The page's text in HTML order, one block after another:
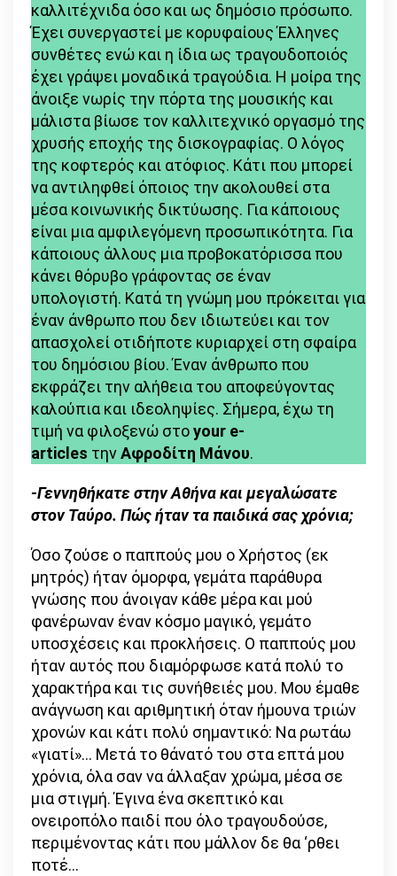
να
πάψουμε
πια
να
ελπίζουμε
στον
εκάστοτε
μονάρχη
που
ψηφίζουμε
και
να
σοβαρευτούμε
λίγο;»
καλλιτέχνιδα όσο και ως δημόσιο πρόσωπο.
Έχει συνεργαστεί με κορυφαίους Έλληνες
συνθέτες ενώ και η ίδια ως τραγουδοποιός
έχει γράψει μοναδικά τραγούδια. Η μοίρα της
άνοιξε νωρίς την πόρτα της μουσικής και
μάλιστα βίωσε τον καλλιτεχνικό οργασμό της
χρυσής εποχής της δισκογραφίας. Ο λόγος
της κοφτερός και ατόφιος. Κάτι που μπορεί
να αντιληφθεί όποιος την ακολουθεί στα
μέσα κοινωνικής δικτύωσης. Για κάποιους
είναι μια αμφιλεγόμενη προσωπικότητα. Για
κάποιους άλλους μια προβοκατόρισσα που
κάνει θόρυβο γράφοντας σε έναν
υπολογιστή. Κατά τη γνώμη μου πρόκειται για
έναν άνθρωπο που δεν ιδιωτεύει και τον
απασχολεί οτιδήποτε κυριαρχεί στη σφαίρα
του δημόσιου βίου. Έναν άνθρωπο που
εκφράζει την αλήθεια του αποφεύγοντας
καλούπια και ιδεοληψίες. Σήμερα, έχω τη
τιμή να φιλοξενώ στοyour e-
articles τηνΑφροδίτη Μάνου.
-Γεννηθήκατε στην Αθήνα και μεγαλώσατε
στον Ταύρο. Πώς ήταν τα παιδικά σας χρόνια;
Όσο ζούσε ο παππούς μου ο Χρήστος (εκ
μητρός) ήταν όμορφα, γεμάτα παράθυρα
γνώσης που άνοιγαν κάθε μέρα και μού
φανέρωναν έναν κόσμο μαγικό, γεμάτο
υποσχέσεις και προκλήσεις. Ο παππούς μου
ήταν αυτός που διαμόρφωσε κατά πολύ το
χαρακτήρα και τις συνήθειές μου. Μου έμαθε
ανάγνωση και αριθμητική όταν ήμουνα τριών
χρονών και κάτι πολύ σημαντικό: Να ρωτάω
«γιατί»… Μετά το θάνατό του στα επτά μου
χρόνια, όλα σαν να άλλαξαν χρώμα, μέσα σε
μια στιγμή. Έγινα ένα σκεπτικό και
ονειροπόλο παιδί που όλο τραγουδούσε,
περιμένοντας κάτι που μάλλον δε θα ‘ρθει
ποτέ…